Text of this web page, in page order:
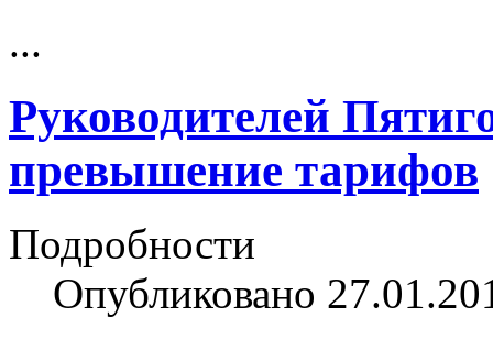
...
Руководителей
превышение тарифов
Подробности
Опубликовано